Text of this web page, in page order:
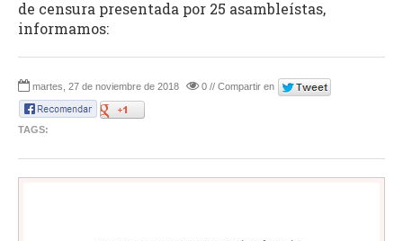
de censura presentada por 25 asambleístas,
informamos:
martes, 27 de noviembre de 2018 0 // Compartir en
TAGS: